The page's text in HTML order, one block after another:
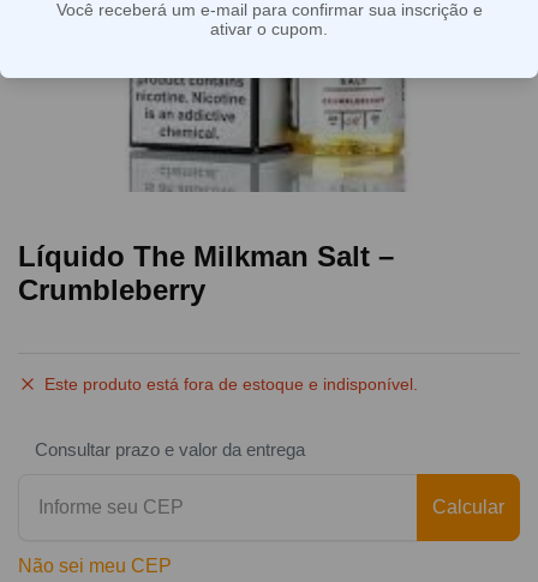
Líquido The Milkman Salt –
Crumbleberry
Este produto está fora de estoque e indisponível.
Consultar prazo e valor da entrega
Calcular
Não sei meu CEP
Você receberá um e-mail para confirmar sua inscrição e
ativar o cupom.